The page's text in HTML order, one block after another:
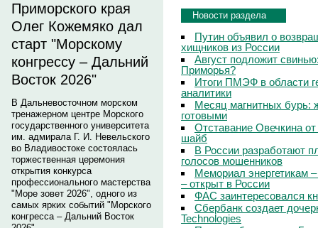
Приморского края
Олег Кожемяко дал
старт "Морскому
конгрессу – Дальний
Восток 2026"
В Дальневосточном морском
тренажерном центре Морского
государственного университета
им. адмирала Г. И. Невельского
во Владивостоке состоялась
торжественная церемония
открытия конкурса
профессионального мастерства
"Море зовет 2026", одного из
самых ярких событий "Морского
конгресса – Дальний Восток
Новости раздела
Путин объявил о
хищников из России
Август подложит
Приморья?
Итоги ПМЭФ в области
аналитики
Месяц магнитных бурь:
готовыми
Отставание Овечкина
шайб
В России разработают
голосов мошенников
Мемориал энергетикам
– открыт в России
ФАС заинтересовался
Сбербанк создает
Technologies